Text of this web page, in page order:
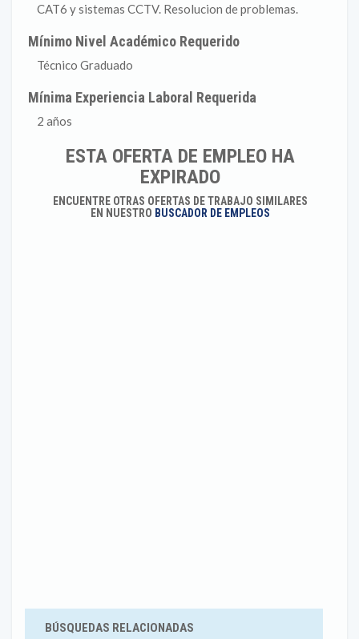
CAT6 y sistemas CCTV. Resolucion de problemas.
Mínimo Nivel Académico Requerido
Técnico Graduado
Mínima Experiencia Laboral Requerida
2 años
ESTA OFERTA DE EMPLEO HA
EXPIRADO
ENCUENTRE OTRAS OFERTAS DE TRABAJO SIMILARES
EN NUESTRO BUSCADOR DE EMPLEOS
BÚSQUEDAS RELACIONADAS